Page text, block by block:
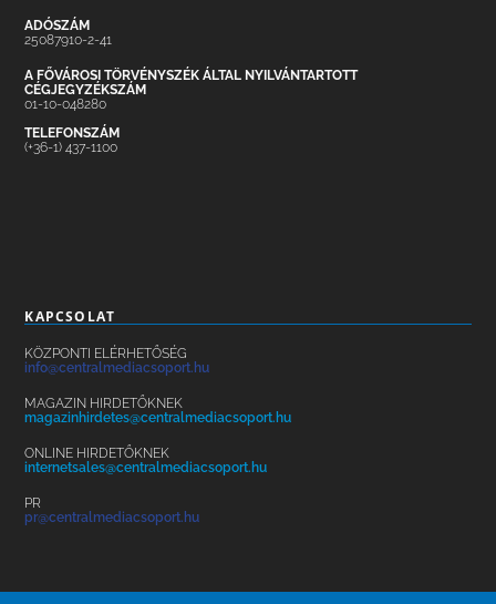
ADÓSZÁM
25087910-2-41
A FŐVÁROSI TÖRVÉNYSZÉK ÁLTAL NYILVÁNTARTOTT
CÉGJEGYZÉKSZÁM
01-10-048280
TELEFONSZÁM
(+36-1) 437-1100
KAPCSOLAT
KÖZPONTI ELÉRHETŐSÉG
info@centralmediacsoport.hu
MAGAZIN HIRDETŐKNEK
magazinhirdetes@centralmediacsoport.hu
ONLINE HIRDETŐKNEK
internetsales@centralmediacsoport.hu
PR
pr@centralmediacsoport.hu